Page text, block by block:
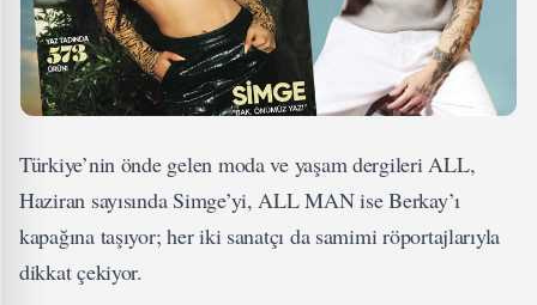
Türkiye’nin önde gelen moda ve yaşam dergileri ALL,
Haziran sayısında Simge’yi, ALL MAN ise Berkay’ı
kapağına taşıyor; her iki sanatçı da samimi röportajlarıyla
dikkat çekiyor.